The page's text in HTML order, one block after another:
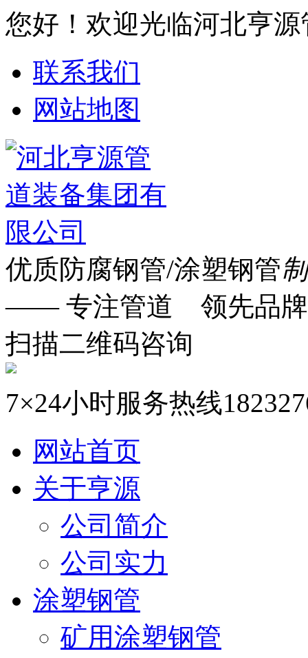
您好！欢迎光临河北亨
联系我们
网站地图
优质防腐钢管/涂塑钢管
—— 专注管道 领先品
扫描二维码咨询
7×24小时服务热线
网站首页
关于亨源
公司简介
公司实力
涂塑钢管
矿用涂塑钢管